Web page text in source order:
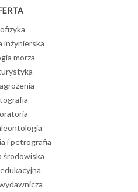
inżynierska
morza
i petrografia
środowiska